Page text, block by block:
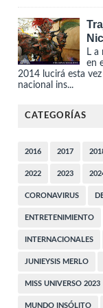
L a
en
2014 lucirá esta
nacional ins...
CATEGORÍAS
2016 2017
2022 2023
CORONAVIRUS
ENTRETENIMIENTO
INTERNACIONALES
JUNIEYSIS MERLO
MISS UNIVERSO 2023
MUNDO INSÓLITO